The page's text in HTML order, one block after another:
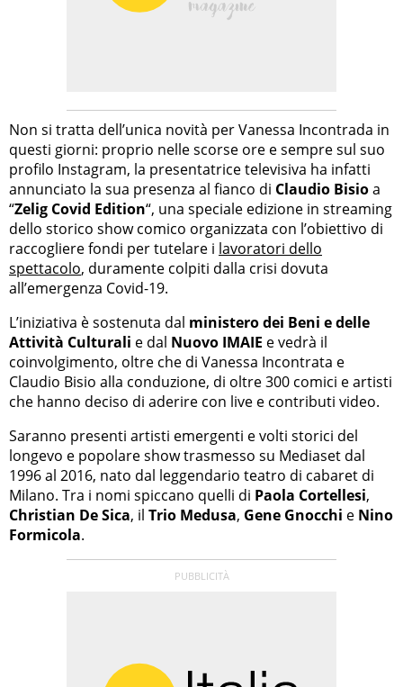
Non si tratta dell’unica novità per Vanessa Incontrada in
questi giorni: proprio nelle scorse ore e sempre sul suo
profilo Instagram, la presentatrice televisiva ha infatti
annunciato la sua presenza al fianco di Claudio Bisioa
“Zelig Covid Edition“, una speciale edizione in streaming
dello storico show comico organizzata con l’obiettivo di
raccogliere fondi per tutelare i lavoratori dello
spettacolo, duramente colpiti dalla crisi dovuta
all’emergenza Covid-19.
L’iniziativa è sostenuta dal ministero dei Beni e delle
Attività Culturali e dal Nuovo IMAIE e vedrà il
coinvolgimento, oltre che di Vanessa Incontrata e
Claudio Bisio alla conduzione, di oltre 300 comici e artisti
che hanno deciso di aderire con live e contributi video.
Saranno presenti artisti emergenti e volti storici del
longevo e popolare show trasmesso su Mediaset dal
1996 al 2016, nato dal leggendario teatro di cabaret di
Milano. Tra i nomi spiccano quelli di Paola Cortellesi,
Christian De Sica, il Trio Medusa, Gene Gnocchi e Nino
Formicola.